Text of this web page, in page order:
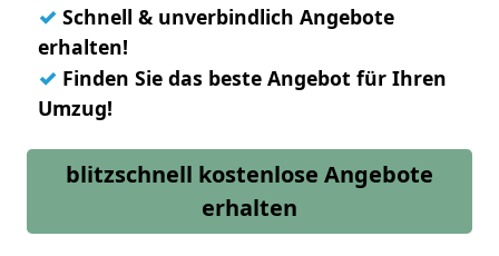
✓ Schnell & unverbindlich Angebote
erhalten!
✓ Finden Sie das beste Angebot für Ihren
Umzug!
blitzschnell kostenlose Angebote
erhalten